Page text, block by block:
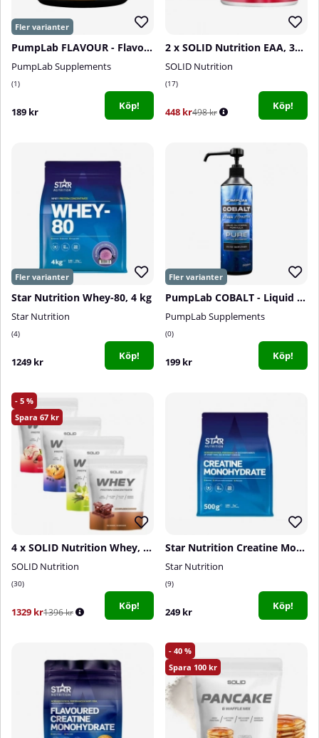
PumpLab FLAVOUR - Flavouring Powder, 60 serv.
PumpLab Supplements
1
189 kr Köp!
2 x SOLID Nutrition EAA, 300 g
SOLID Nutrition
17
448 kr498 kr
Köp!
Star Nutrition Whey-80, 4 kg
Star Nutrition
4
1249 kr Köp!
PumpLab COBALT - Liquid Glycerol, 500 ml
PumpLab Supplements
0
199 kr Köp!
5
67
4 x SOLID Nutrition Whey, 750 g
SOLID Nutrition
30
1329 kr1396 kr
Köp!
Star Nutrition Creatine Monohydrate, 500 g
Star Nutrition
9
249 kr Köp!
40
100